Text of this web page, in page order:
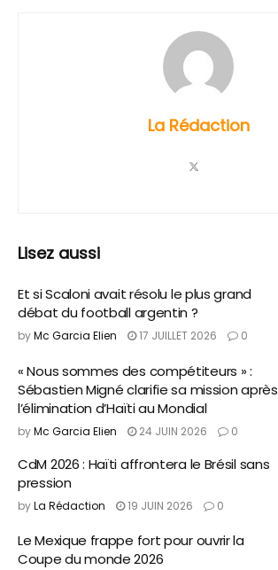
La Rédaction
Lisez aussi
Et si Scaloni avait résolu le plus grand
débat du football argentin ?
byMc Garcia Elien 17 JUILLET 2026 0
« Nous sommes des compétiteurs » :
Sébastien Migné clarifie sa mission après
l’élimination d’Haïti au Mondial
byMc Garcia Elien 24 JUIN 2026 0
CdM 2026 : Haïti affrontera le Brésil sans
pression
byLa Rédaction 19 JUIN 2026 0
Le Mexique frappe fort pour ouvrir la
Coupe du monde 2026